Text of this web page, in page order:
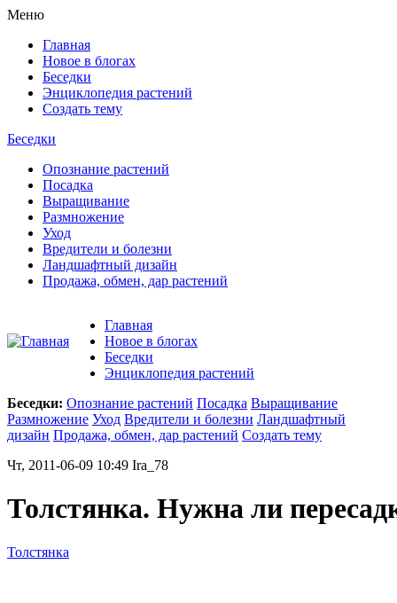
Меню
Главная
Новое в блогах
Беседки
Энциклопедия растений
Создать тему
Беседки
Опознание растений
Посадка
Выращивание
Размножение
Уход
Вредители и болезни
Ландшафтный дизайн
Продажа, обмен, дар растений
Главная
Новое в блогах
Беседки
Энциклопедия растений
Беседки: Опознание растений Посадка Выращивание
Размножение Уход Вредители и болезни Ландшафтный
дизайн Продажа, обмен, дар растений Создать тему
Чт, 2011-06-09 10:49 Ira_78
Толстянка. Нужна ли
Толстянка